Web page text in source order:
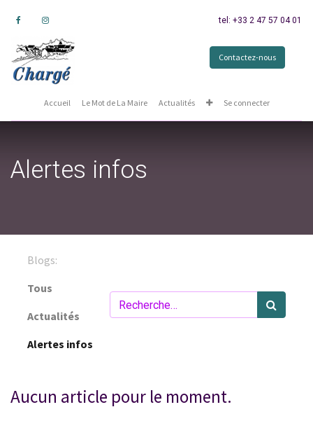
tel: +33 2 47 57 04 01
Contactez-nous
Accueil Le Mot de La Maire Actualités Se connecter
Alertes infos
Blogs:
Tous
Actualités
Alertes infos
Aucun article pour le moment.